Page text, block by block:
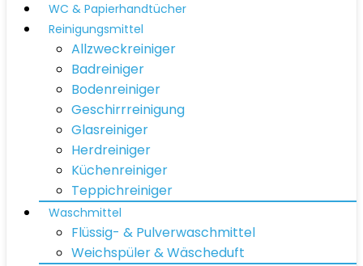
WC & Papierhandtücher
Reinigungsmittel
Allzweckreiniger
Badreiniger
Bodenreiniger
Geschirrreinigung
Glasreiniger
Herdreiniger
Küchenreiniger
Teppichreiniger
Waschmittel
Flüssig- & Pulverwaschmittel
Weichspüler & Wäscheduft